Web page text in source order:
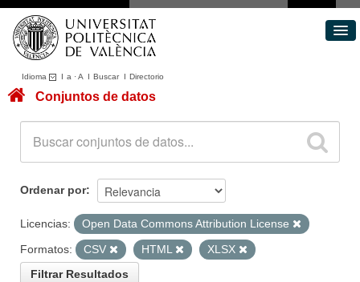
Idioma I a ·A I BuscarI Directorio
Conjuntos de datos
Acerca de
Portal de Transparencia
Conjuntos de datos
Ordenar por
Licencias:
Open Data Commons Attribution License
Formatos:
CSV HTML
XLSX
Filtrar Resultados